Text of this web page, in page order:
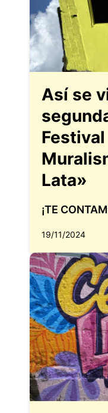
Así se
Lata»
¡TE
19/11/2024